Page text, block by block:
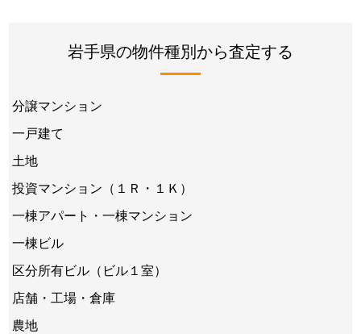
岩手県の物件種別から査定する
分譲マンション
一戸建て
土地
投資マンション（１Ｒ・１Ｋ）
一棟アパート・一棟マンション
一棟ビル
区分所有ビル（ビル１室）
店舗・工場・倉庫
農地